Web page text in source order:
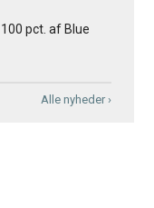
pct. af Blue
Alle nyheder ›